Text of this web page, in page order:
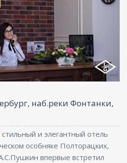
наб.реки Фонтанки,
и элегантный отель
особняке Полторацких,
впервые встретил